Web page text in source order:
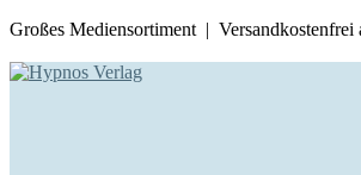
Großes Mediensortiment |